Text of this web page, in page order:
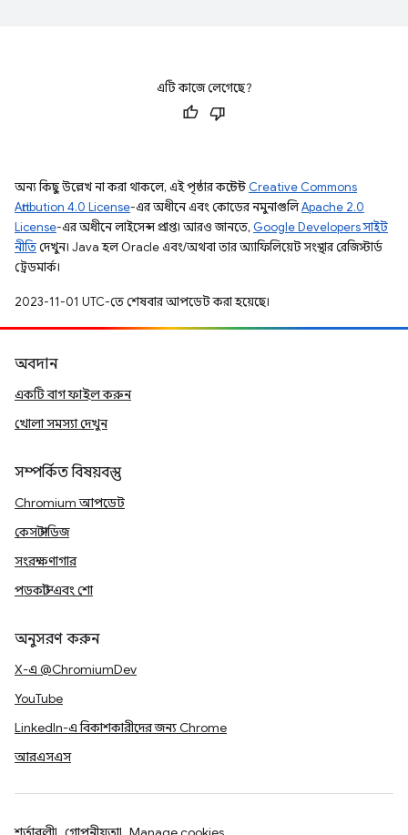
এটি কাজে লেগেছে?
অন্য কিছু উল্লেখ না করা থাকলে, এই পৃষ্ঠার কন্টেন্ট Creative Commons
Attribution 4.0 License-এর অধীনে এবং কোডের নমুনাগুলিApache 2.0
License-এর অধীনে লাইসেন্স প্রাপ্ত। আরও জানতে, Google Developers সাইট
নীতিদেখুন। Java হল Oracle এবং/অথবা তার অ্যাফিলিয়েট সংস্থার রেজিস্টার্ড
ট্রেডমার্ক।
2023-11-01 UTC-তে শেষবার আপডেট করা হয়েছে।
অবদান
একটি বাগ ফাইল করুন
খোলা সমস্যা দেখুন
সম্পর্কিত বিষয়বস্তু
Chromium আপডেট
কেস স্টাডিজ
সংরক্ষণাগার
পডকাস্ট এবং শো
অনুসরণ করুন
X-এ @ChromiumDev
YouTube
LinkedIn-এ বিকাশকারীদের জন্য Chrome
আরএসএস